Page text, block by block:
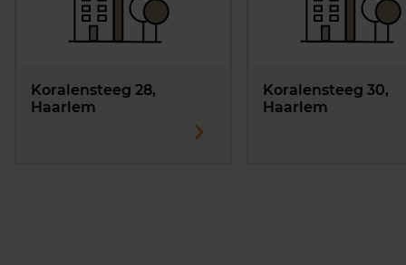
Koralensteeg 28,
Haarlem
Koralensteeg 30,
Haarlem